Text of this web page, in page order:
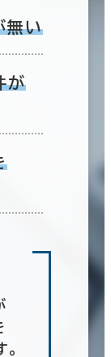
無い
が